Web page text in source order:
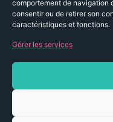
comportement de navigation
consentir ou de retirer son
caractéristiques et fonctions.
Gérer les services